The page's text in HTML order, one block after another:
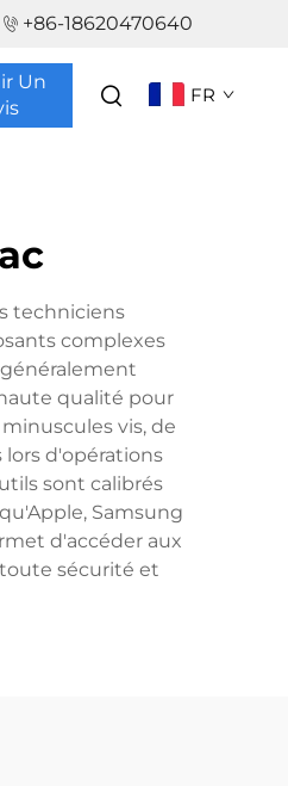
+86-18620470640
Un
FR
techniciens
complexes
qualité pour
vis, de
d'opérations
sont calibrés
Samsung
d'accéder aux
sécurité et